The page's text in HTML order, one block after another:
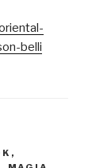
belli
,